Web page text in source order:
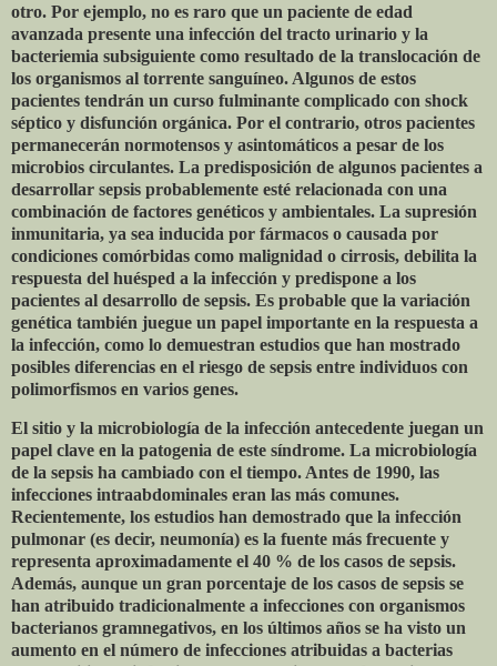
otro. Por ejemplo, no es raro que un paciente de edad
avanzada presente una infección del tracto urinario y la
bacteriemia subsiguiente como resultado de la translocación de
los organismos al torrente sanguíneo. Algunos de estos
pacientes tendrán un curso fulminante complicado con shock
séptico y disfunción orgánica. Por el contrario, otros pacientes
permanecerán normotensos y asintomáticos a pesar de los
microbios circulantes. La predisposición de algunos pacientes a
desarrollar sepsis probablemente esté relacionada con una
combinación de factores genéticos y ambientales. La supresión
inmunitaria, ya sea inducida por fármacos o causada por
condiciones comórbidas como malignidad o cirrosis, debilita la
respuesta del huésped a la infección y predispone a los
pacientes al desarrollo de sepsis. Es probable que la variación
genética también juegue un papel importante en la respuesta a
la infección, como lo demuestran estudios que han mostrado
posibles diferencias en el riesgo de sepsis entre individuos con
polimorfismos en varios genes.
El sitio y la microbiología de la infección antecedente juegan un
papel clave en la patogenia de este síndrome. La microbiología
de la sepsis ha cambiado con el tiempo. Antes de 1990, las
infecciones intraabdominales eran las más comunes.
Recientemente, los estudios han demostrado que la infección
pulmonar (es decir, neumonía) es la fuente más frecuente y
representa aproximadamente el 40 % de los casos de sepsis.
Además, aunque un gran porcentaje de los casos de sepsis se
han atribuido tradicionalmente a infecciones con organismos
bacterianos gramnegativos, en los últimos años se ha visto un
aumento en el número de infecciones atribuidas a bacterias